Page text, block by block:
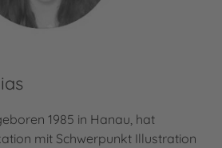
1985 in Hanau, hat
mit Schwerpunkt Illustration